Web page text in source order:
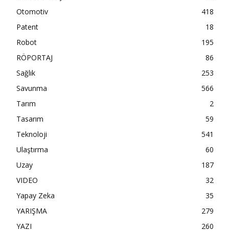
Otomotiv
418
Patent
18
Robot
195
RÖPORTAJ
86
Sağlık
253
Savunma
566
Tarım
2
Tasarım
59
Teknoloji
541
Ulaştırma
60
Uzay
187
VIDEO
32
Yapay Zeka
35
YARIŞMA
279
YAZI
260